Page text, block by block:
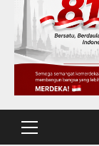
Primary